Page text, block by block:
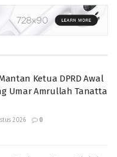
Ketua DPRD Awal
Umar Amrullah Tanatta
2026 0